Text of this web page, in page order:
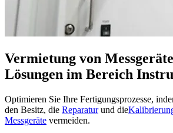
Vermietung von
Lösungen im Bereich
Optimieren Sie Ihre Fertigungsprozesse,
den Besitz, die Reparaturund die
Messgeräte vermeiden.